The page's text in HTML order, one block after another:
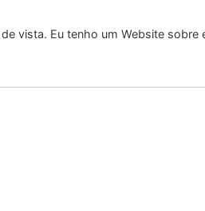
vista. Eu tenho um Website